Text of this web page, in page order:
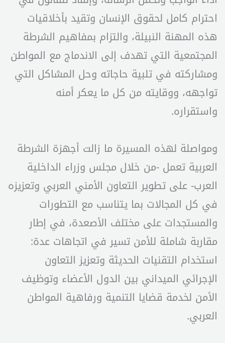
احترام كامل لحقوق الإنسان وتقيد بأخلاقيات
هذه المهنة النبيلة، والتزام بمفاهيم الشرطة
المجتمعية التي تهدف إلى الاندماج مع المواطن
ومشاركته في تلبية حاجاته وحل المشاكل التي
تواجهه، ووقايته من كل ما يعكر أمنه
واستقراره.
ومواصلة لهذه المسيرة ما زالت أجهزة الشرطة
العربية تعمل -من خلال مجلس وزراء الداخلية
العرب- على تطوير التعاون الأمني العربي وتعزيزه
في كل المجالات بما يتناسب مع التطورات
والمستجدات على مختلف الأصعدة، في إطار
مقاربة شاملة للأمن تسير في اتجاهات عدة:
استخدام التقنيات الحديثة وتعزيز التعاون
الإجرائي الميداني بين الدول الأعضاء وتوظيف
الأمن لخدمة قضايا التنمية ورفاهية المواطن
العربي.